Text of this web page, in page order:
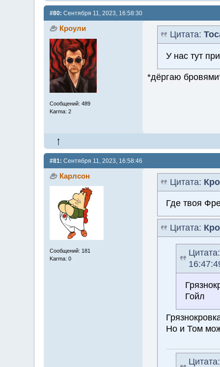
#80: Сентября 11, 2023, 16:58:30
Кроули
Сообщений: 489
Karma: 2
Цитата:
У нас тут
*дёргаю
#81: Сентября 11, 2023, 16:58:46
Карлсон
Сообщений: 181
Karma: 0
Цитата:
Где твоя
Цитата:
Гойл
Но и Том